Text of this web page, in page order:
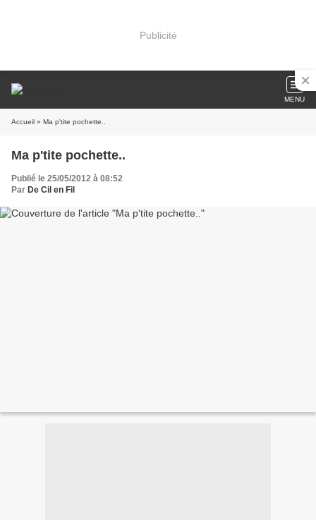
Publicité
MENU
Accueil » Ma p'tite pochette..
Ma p'tite pochette..
Publié le 25/05/2012 à 08:52
Par De Cil en Fil